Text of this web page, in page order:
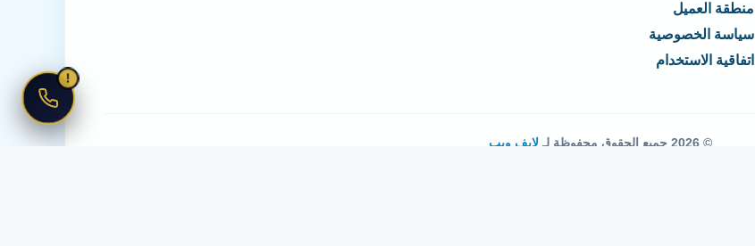
منطقة العميل
سياسة الخصوصية
اتفاقية الاستخدام
© 2026 جميع الحقوق محفوظة لـ لايف ويب
!